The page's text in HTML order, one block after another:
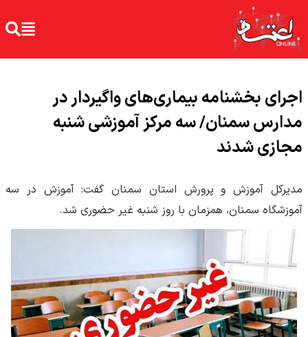
اجرای بخشنامه بیماری‌های واگیردار در
مدارس سمنان/ سه مرکز آموزشی شنبه
مجازی شدند
مدیرکل آموزش و پرورش استان سمنان گفت: آموزش در سه
آموزشگاه سمنان، همزمان با روز شنبه غیر حضوری شد.